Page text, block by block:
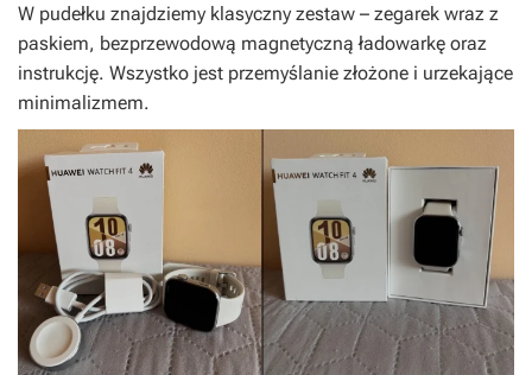
W pudełku znajdziemy klasyczny zestaw – zegarek wraz z
paskiem, bezprzewodową magnetyczną ładowarkę oraz
instrukcję. Wszystko jest przemyślanie złożone i urzekające
minimalizmem.